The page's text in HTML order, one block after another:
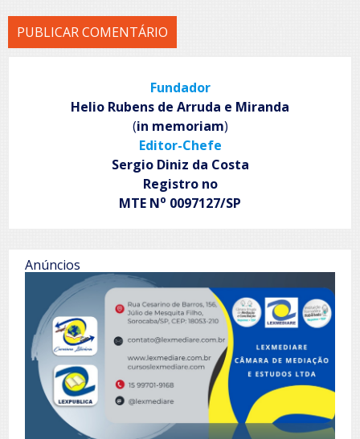
Fundador
Helio Rubens de Arruda e Miranda
(in memoriam)
Editor-Chefe
Sergio Diniz da Costa
Registro no
MTE No 0097127/SP
Anúncios